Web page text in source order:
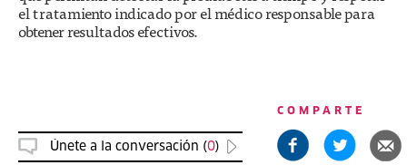
el tratamiento indicado por el médico responsable para
obtener resultados efectivos.
Únete a la conversación (0)
COMPARTE